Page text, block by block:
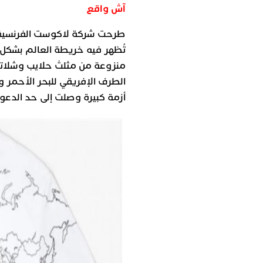
آش واقع
تُظهر فيه خريطة العالم
منزوعة من مثلث حلايب
أزمة كبيرة وصلت إلى حد